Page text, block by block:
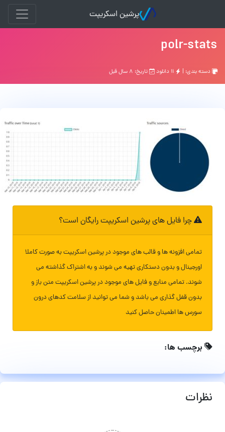
پرشین اسکریپت
polr-stats
دسته بندی: | تاریخ: ۸ سال قبل
چرا فایل های پرشین اسکریپت رایگان است؟
تمامی افزونه ها و قالب های موجود در پرشین اسکریپت به صورت کاملا
اورجینال و بدون دستکاری تهیه می شوند و به اشتراک گذاشته می
شوند. تمامی منابع و فایل های موجود در پرشین اسکریپت متن باز و
بدون قفل گذاری می باشد و شما می توانید از سلامت کدهای درون
سورس ها اطمینان حاصل کنید
برچسب ها:
نظرات